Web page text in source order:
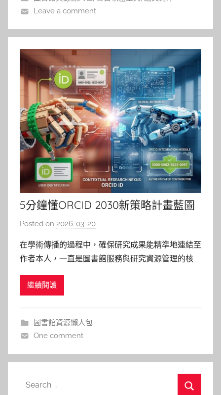
能力，支援
Leave a comment
5分鐘懂ORCID 2030新策略計畫藍圖
Posted on 2026-03-20
湯
春
在學術傳播的過程中，確保研究成果能精準地連結至
作者本人，一直是圖書館服務與研究資源管理的核
2030：推進研究的未來 (Advancing the Future of
繼續閱讀
圖書館資源懶人包
One comment
Search